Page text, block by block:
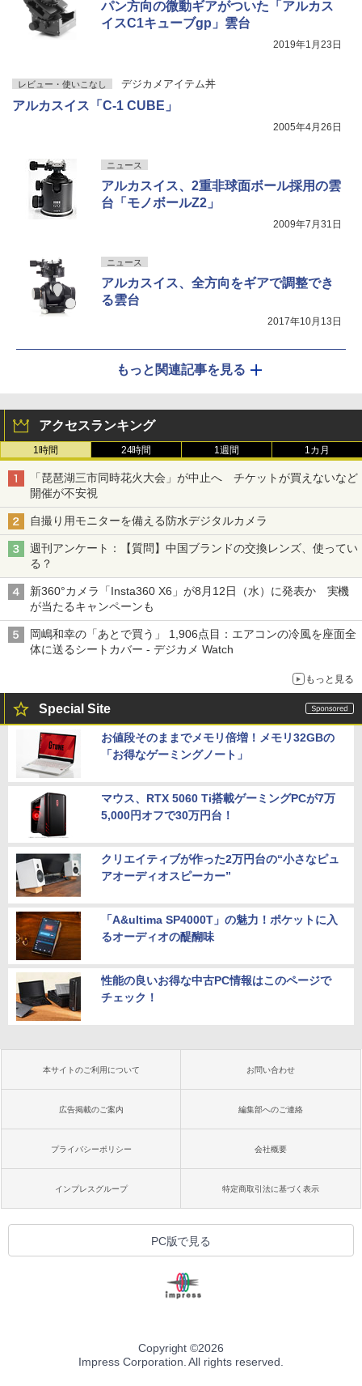
パン方向の微動ギアがついた「アルカス
イスC1キューブgp」雲台
2019年1月23日
レビュー・使いこなし デジカメアイテム丼
アルカスイス「C-1 CUBE」
2005年4月26日
ニュース
アルカスイス、2重非球面ボール採用の雲
台「モノボールZ2」
2009年7月31日
ニュース
アルカスイス、全方向をギアで調整でき
る雲台
2017年10月13日
もっと関連記事を見る
アクセスランキング
1時間 24時間 1週間 1カ月
「琵琶湖三市同時花火大会」が中止へ チケットが買えないなど
開催が不安視
自撮り用モニターを備える防水デジタルカメラ
週刊アンケート：【質問】中国ブランドの交換レンズ、使ってい
る？
新360°カメラ「Insta360 X6」が8月12日（水）に発表か 実機
が当たるキャンペーンも
岡嶋和幸の「あとで買う」 1,906点目：エアコンの冷風を座面全
体に送るシートカバー - デジカメ Watch
もっと見る
Special Site
お値段そのままでメモリ倍増！メモリ32GBの
「お得なゲーミングノート」
マウス、RTX 5060 Ti搭載ゲーミングPCが7万
5,000円オフで30万円台！
クリエイティブが作った2万円台の“小さなピュ
アオーディオスピーカー”
「A&ultima SP4000T」の魅力！ポケットに入
るオーディオの醍醐味
性能の良いお得な中古PC情報はこのページで
チェック！
本サイトのご利用について お問い合わせ
広告掲載のご案内 編集部へのご連絡
プライバシーポリシー 会社概要
インプレスグループ 特定商取引法に基づく表示
PC版で見る
Copyright ©2026
Impress Corporation. All rights reserved.